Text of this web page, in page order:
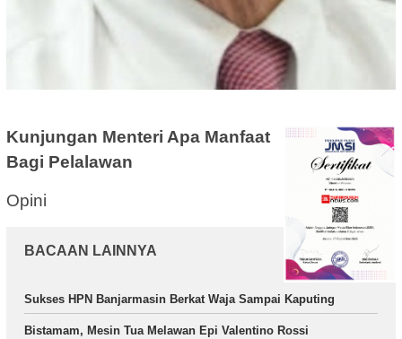
Kunjungan Menteri Apa Manfaat
Bagi Pelalawan
Opini
BACAAN LAINNYA
Sukses HPN Banjarmasin Berkat Waja Sampai Kaputing
Bistamam, Mesin Tua Melawan Epi Valentino Rossi